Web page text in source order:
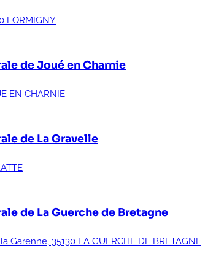
FORMIGNY
de Joué en Charnie
EN CHARNIE
de La Gravelle
de La Guerche de Bretagne
Garenne, 35130 LA GUERCHE DE BRETAGNE